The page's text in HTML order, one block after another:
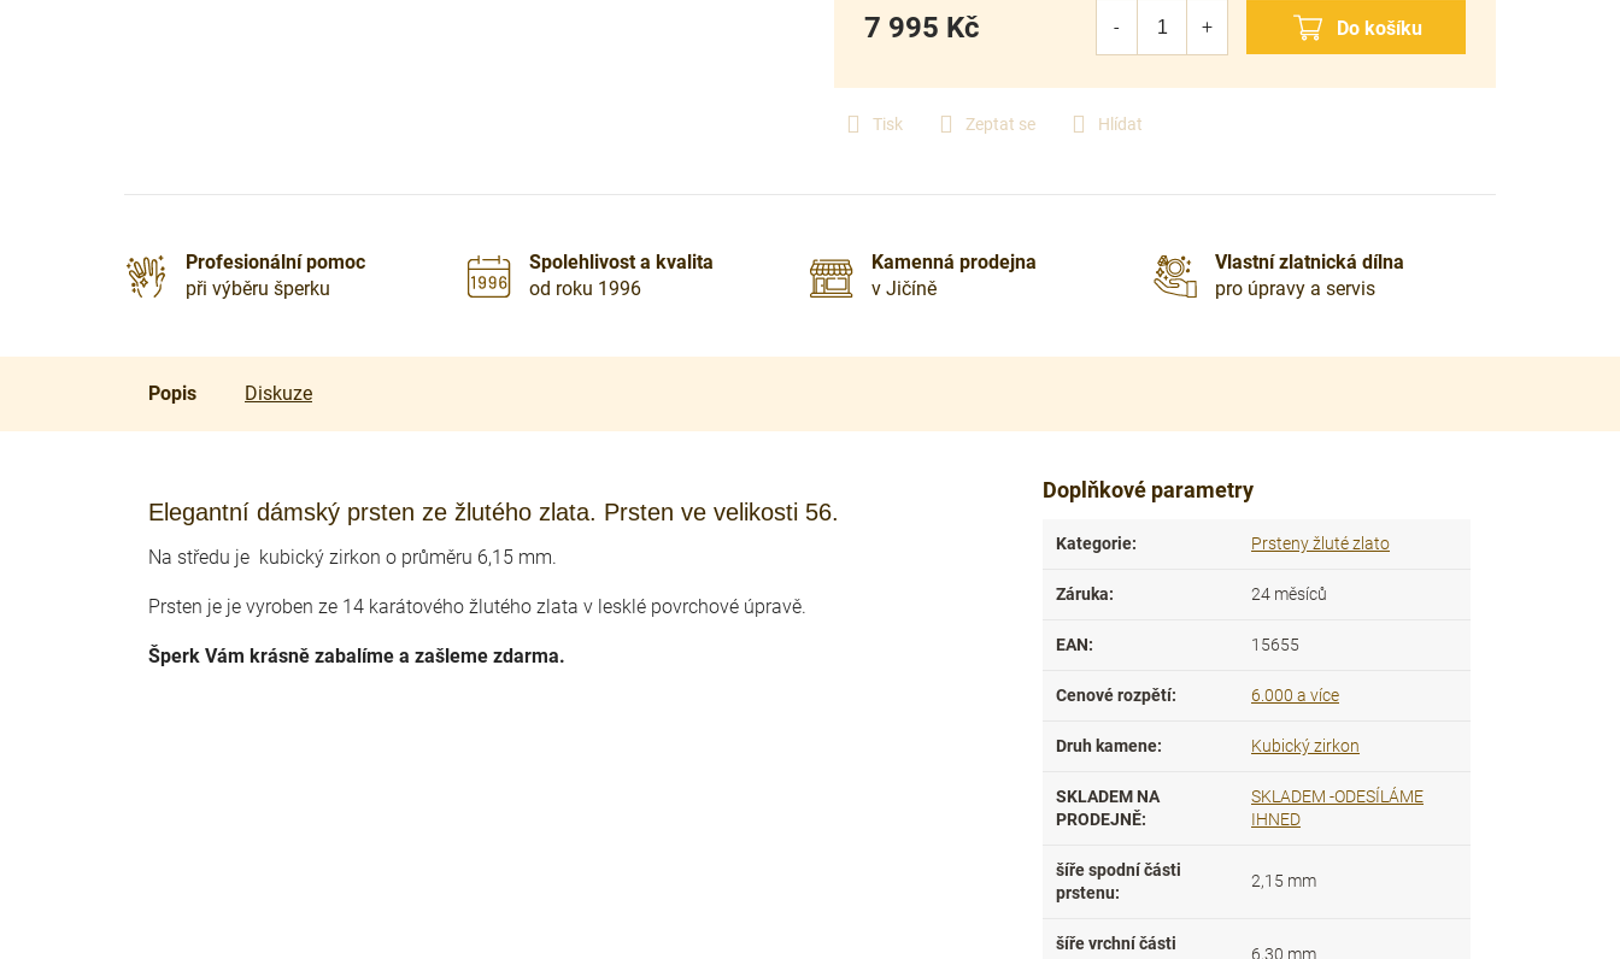
Tisk Zeptat se Hlídat
7 995 Kč
Profesionální pomoc
při výběru šperku
Spolehlivost a kvalita
od roku 1996
Kamenná prodejna
v Jičíně
Vlastní zlatnická dílna
pro úpravy a servis
Popis Diskuze
Elegantní dámský prsten ze žlutého zlata. Prsten ve velikosti 56.
Na středu je kubický zirkon o průměru 6,15 mm.
Prsten je je vyroben ze 14 karátového žlutého zlata v lesklé povrchové úpravě.
Šperk Vám krásně zabalíme a zašleme zdarma.
Doplňkové parametry
Kategorie: Prsteny žluté zlato
Záruka: 24 měsíců
EAN: 15655
Cenové rozpětí: 6.000 a více
Druh kamene: Kubický zirkon
SKLADEM NA
PRODEJNĚ:
SKLADEM -ODESÍLÁME
IHNED
šíře spodní části
prstenu:
2,15 mm
šíře vrchní části
6,30 mm